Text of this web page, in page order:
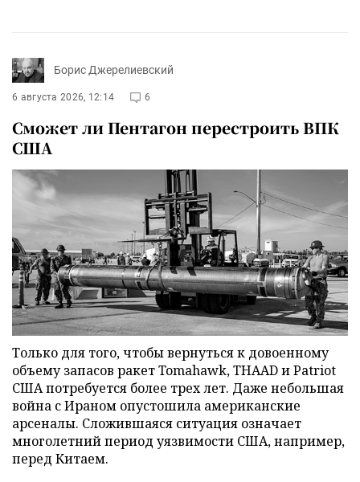
Борис Джерелиевский
6 августа 2026, 12:14 6
Сможет ли Пентагон перестроить ВПК
США
Только для того, чтобы вернуться к довоенному
объему запасов ракет Tomahawk, THAAD и Patriot
США потребуется более трех лет. Даже небольшая
война с Ираном опустошила американские
арсеналы. Сложившаяся ситуация означает
многолетний период уязвимости США, например,
перед Китаем.